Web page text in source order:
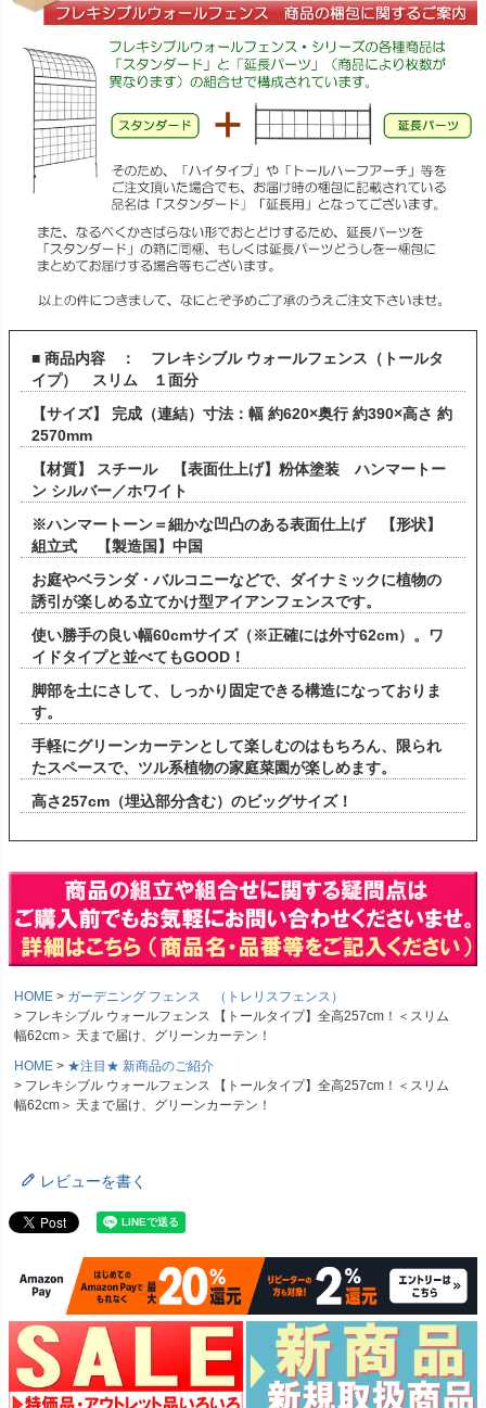
■ 商品内容 ： フレキシブル ウォールフェンス（トールタ
イプ） スリム １面分
【サイズ】 完成（連結）寸法：幅 約620×奥行 約390×高さ 約
2570mm
【材質】 スチール 【表面仕上げ】粉体塗装 ハンマートー
ン シルバー／ホワイト
※ハンマートーン＝細かな凹凸のある表面仕上げ 【形状】
組立式 【製造国】中国
お庭やベランダ・バルコニーなどで、ダイナミックに植物の
誘引が楽しめる立てかけ型アイアンフェンスです。
使い勝手の良い幅60cmサイズ（※正確には外寸62cm）。ワ
イドタイプと並べてもGOOD！
脚部を土にさして、しっかり固定できる構造になっておりま
す。
手軽にグリーンカーテンとして楽しむのはもちろん、限られ
たスペースで、ツル系植物の家庭菜園が楽しめます。
高さ257cm（埋込部分含む）のビッグサイズ！
HOME
ガーデニング フェンス （トレリスフェンス）
フレキシブル ウォールフェンス 【トールタイプ】全高257cm！＜スリム
幅62cm＞ 天まで届け、グリーンカーテン！
HOME
★注目★ 新商品のご紹介
フレキシブル ウォールフェンス 【トールタイプ】全高257cm！＜スリム
幅62cm＞ 天まで届け、グリーンカーテン！
レビューを書く